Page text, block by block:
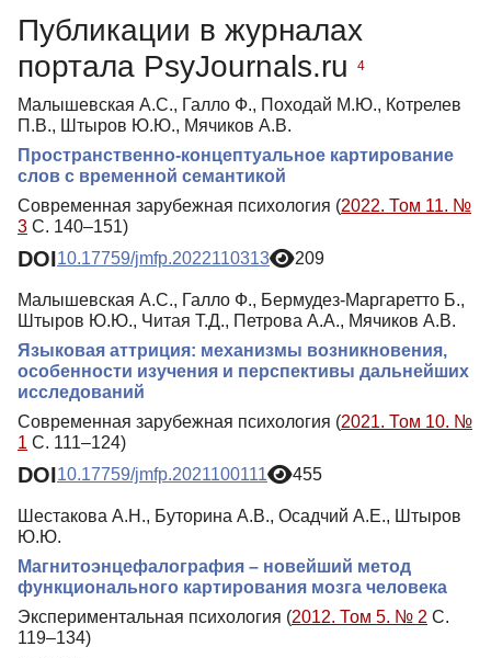
Медиа-материалы
Публикации в журналах
портала PsyJournals.ru
4
Малышевская А.С., Галло Ф., Походай М.Ю., Котрелев
П.В., Штыров Ю.Ю., Мячиков А.В.
Пространственно-концептуальное картирование
слов с временной семантикой
Современная зарубежная психология (2022. Том 11. №
3 С. 140–151)
DOI10.17759/jmfp.2022110313 209
Малышевская А.С., Галло Ф., Бермудез-Маргаретто Б.,
Штыров Ю.Ю., Читая Т.Д., Петрова А.А., Мячиков А.В.
Языковая аттриция: механизмы возникновения,
особенности изучения и перспективы дальнейших
исследований
Современная зарубежная психология (2021. Том 10. №
1 С. 111–124)
DOI10.17759/jmfp.2021100111 455
Шестакова А.Н., Буторина А.В., Осадчий А.Е., Штыров
Ю.Ю.
Магнитоэнцефалография – новейший метод
функционального картирования мозга человека
Экспериментальная психология (2012. Том 5. № 2 С.
119–134)